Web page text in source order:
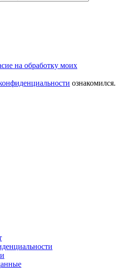
на обработку моих
ознакомился.